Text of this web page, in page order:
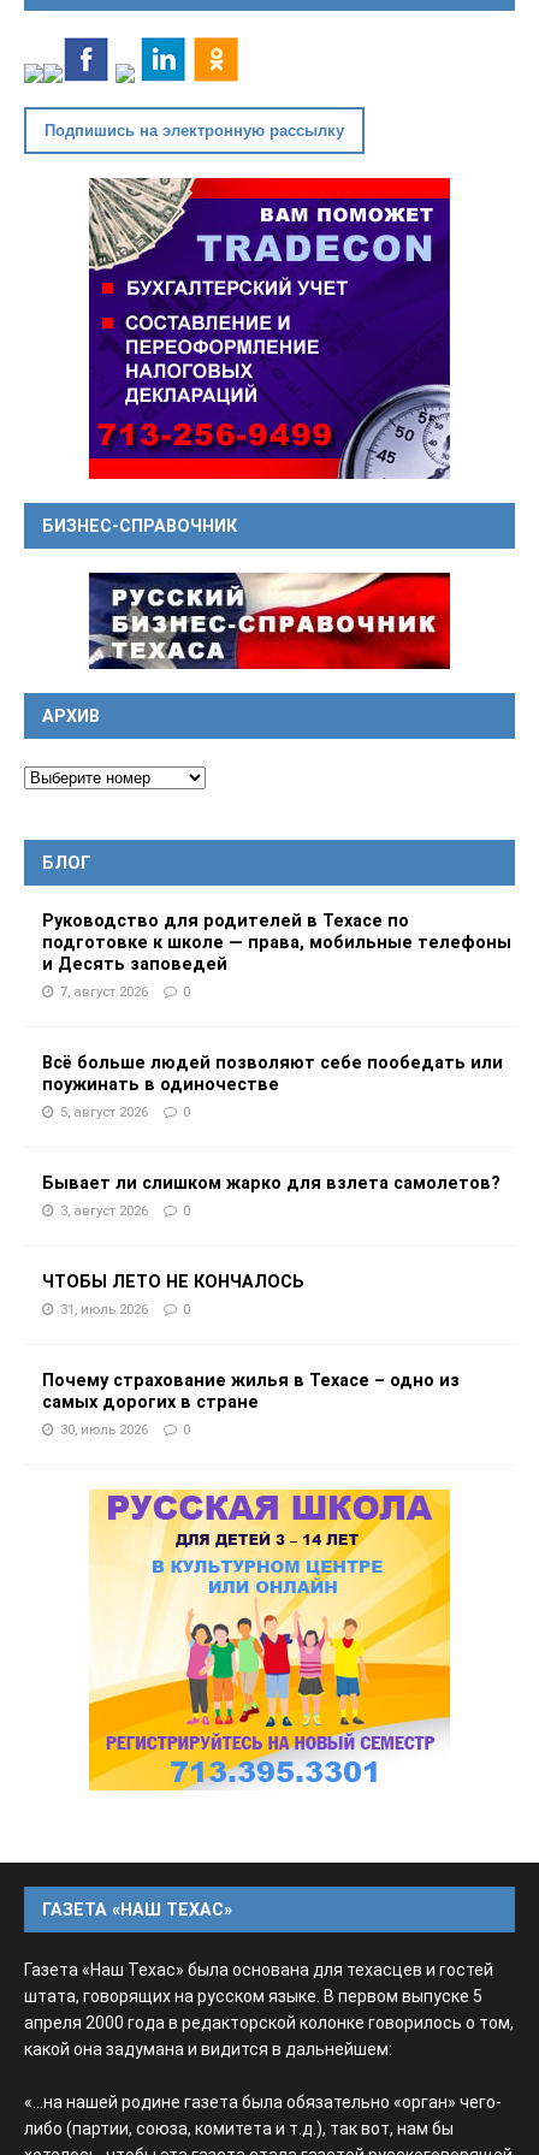
Подпишись на электронную рассылку
БИЗНЕС-СПРАВОЧНИК
АРХИВ
БЛОГ
Руководство для родителей в Техасе по
подготовке к школе — права, мобильные телефоны
и Десять заповедей
7, август 2026 0
Всё больше людей позволяют себе пообедать или
поужинать в одиночестве
5, август 2026 0
Бывает ли слишком жарко для взлета самолетов?
3, август 2026 0
ЧТОБЫ ЛЕТО НЕ КОНЧАЛОСЬ
31, июль 2026 0
Почему страхование жилья в Техасе – одно из
самых дорогих в стране
30, июль 2026 0
ГАЗЕТА «НАШ ТЕХАС»
Газета «Наш Техас» была основана для техасцев и гостей
штата, говорящих на русском языке. В первом выпуске 5
апреля 2000 года в редакторской колонке говорилось о том,
какой она задумана и видится в дальнейшем:
«...на нашей родине газета была обязательно «орган» чего-
либо (партии, союза, комитета и т.д.), так вот, нам бы